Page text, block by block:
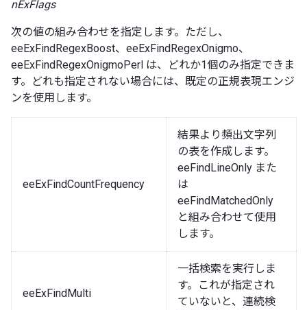
nExFlags
次の値の組み合わせを指定します。ただし、
eeExFindRegexBoost、eeExFindRegexOnigmo、
eeExFindRegexOnigmoPerl は、どれか1個のみ指定できま
す。どれも指定されない場合には、既定の正規表現エンジ
ンを使用します。
eeExFindCountFrequency
結果より頻出文字列
の表を作成します。
eeFindLineOnly また
は
eeFindMatchedOnly
と組み合わせて使用
します。
eeExFindMulti
一括検索を実行しま
す。これが指定され
ていないと、連続検